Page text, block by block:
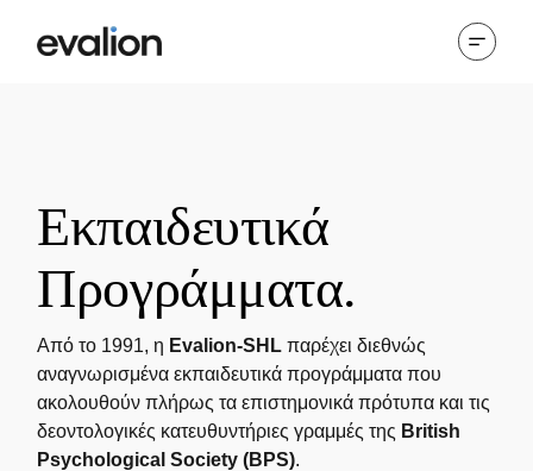
Εκπαιδευτικά
Προγράμματα.
Από το 1991, η Evalion-SHL παρέχει διεθνώς
αναγνωρισμένα εκπαιδευτικά προγράμματα που
ακολουθούν πλήρως τα επιστημονικά πρότυπα και τις
δεοντολογικές κατευθυντήριες γραμμές της British
Psychological Society (BPS).